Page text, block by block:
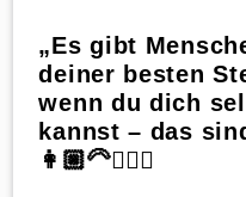
„Es gibt
deiner besten
wenn du dich
kannst – das
👩🏼‍🦳👱🏻‍♀️